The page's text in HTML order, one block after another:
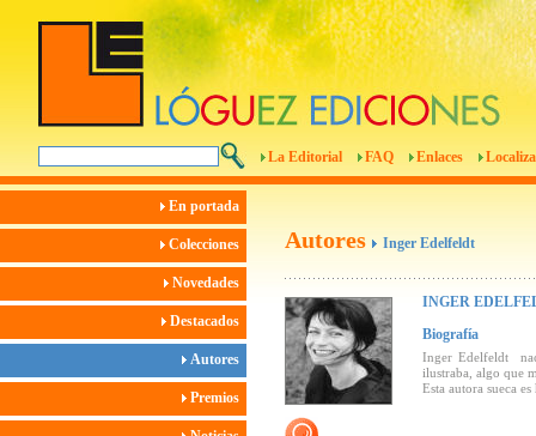
La Editorial FAQ Enlaces
En portada
Colecciones
Novedades
Destacados
Autores
Premios
Autores Inger Edelfeldt
INGER
Biografía
Inger Edelfeldt
ilustraba, algo que
Esta autora sueca